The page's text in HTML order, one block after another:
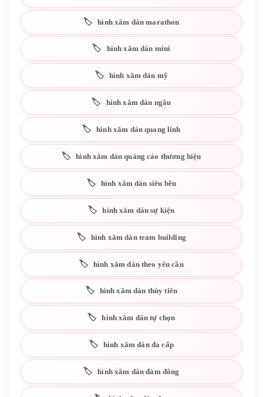
hình xăm dán marathon
hình xăm dán mini
hình xăm dán mỹ
hình xăm dán ngầu
hình xăm dán quang linh
hình xăm dán quảng cáo thương hiệu
hình xăm dán siêu bền
hình xăm dán sự kiện
hình xăm dán team building
hình xăm dán theo yêu cầu
hình xăm dán thùy tiên
hình xăm dán tự chọn
hình xăm dán đa cấp
hình xăm dán đám đông